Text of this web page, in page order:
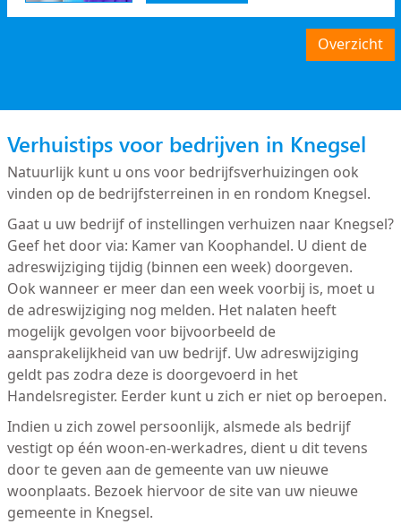
Overzicht
Verhuistips voor bedrijven in Knegsel
Natuurlijk kunt u ons voor bedrijfsverhuizingen ook
vinden op de bedrijfsterreinen in en rondom Knegsel.
Gaat u uw bedrijf of instellingen verhuizen naar Knegsel?
Geef het door via: Kamer van Koophandel. U dient de
adreswijziging tijdig (binnen een week) doorgeven.
Ook wanneer er meer dan een week voorbij is, moet u
de adreswijziging nog melden. Het nalaten heeft
mogelijk gevolgen voor bijvoorbeeld de
aansprakelijkheid van uw bedrijf. Uw adreswijziging
geldt pas zodra deze is doorgevoerd in het
Handelsregister. Eerder kunt u zich er niet op beroepen.
Indien u zich zowel persoonlijk, alsmede als bedrijf
vestigt op één woon-en-werkadres, dient u dit tevens
door te geven aan de gemeente van uw nieuwe
woonplaats. Bezoek hiervoor de site van uw nieuwe
gemeente in Knegsel.